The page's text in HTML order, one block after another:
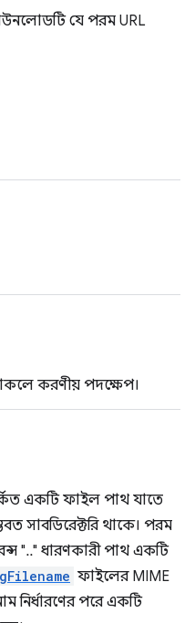
যে পরম URL
করণীয় পদক্ষেপ।
একটি ফাইল পাথ যাতে
সাবডিরেক্টরি থাকে। পরম
".." ধারণকারী পাথ একটি
ফাইলের MIME
নির্ধারণের পরে একটি